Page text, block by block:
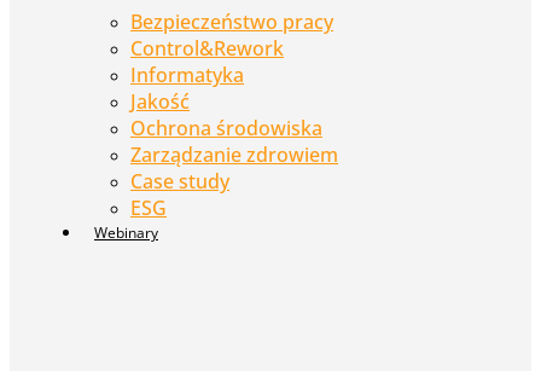
Bezpieczeństwo pracy
Control&Rework
Informatyka
Jakość
Ochrona środowiska
Zarządzanie zdrowiem
Case study
ESG
Webinary